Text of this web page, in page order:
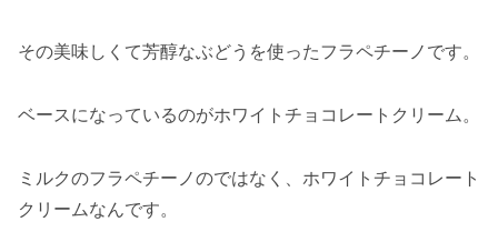
その美味しくて芳醇なぶどうを使ったフラペチーノです。
ベースになっているのがホワイトチョコレートクリーム。
ミルクのフラペチーノのではなく、ホワイトチョコレート
クリームなんです。